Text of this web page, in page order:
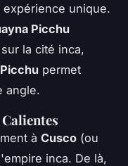
unique.
Picchu
la cité inca,
permet
angle.
Calientes
à Cusco (ou
inca. De là,